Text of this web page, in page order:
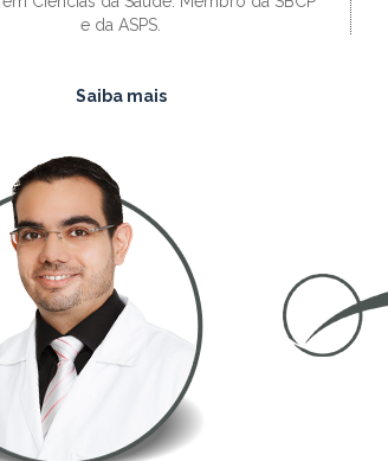
e da ASPS.
Saiba mais